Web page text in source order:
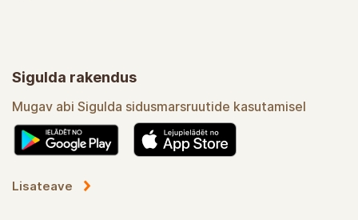
Sigulda rakendus
Mugav abi Sigulda sidusmarsruutide kasutamisel
Lisateave